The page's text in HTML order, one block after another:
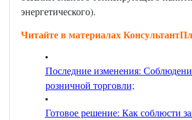
энергетического).
Читайте в материалах
Последние изменения:
розничной торговли;
Готовое решение: Как соблюсти